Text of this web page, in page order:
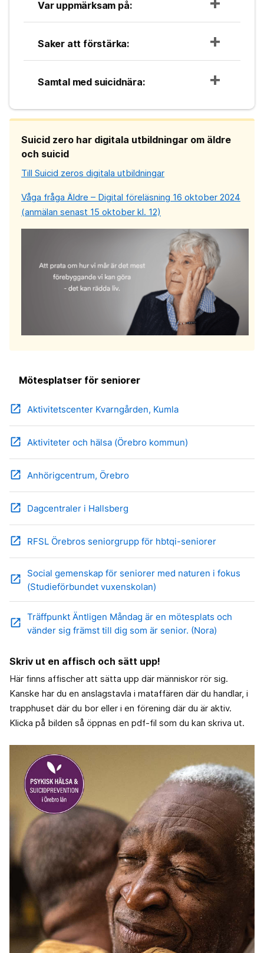
Var uppmärksam på:
Saker att förstärka:
Samtal med suicidnära:
Suicid zero har digitala utbildningar om äldre
och suicid
Till Suicid zeros digitala utbildningar
Våga fråga Äldre – Digital föreläsning 16 oktober 2024
(anmälan senast 15 oktober kl. 12)
Mötesplatser för seniorer
open_in_new Aktivitetscenter Kvarngården, Kumla
open_in_new Aktiviteter och hälsa (Örebro kommun)
open_in_new Anhörigcentrum, Örebro
open_in_new Dagcentraler i Hallsberg
open_in_new RFSL Örebros seniorgrupp för hbtqi-seniorer
open_in_new
Social gemenskap för seniorer med naturen i fokus
(Studieförbundet vuxenskolan)
open_in_new Träffpunkt Äntligen Måndag är en mötesplats och
vänder sig främst till dig som är senior. (Nora)
Skriv ut en affisch och sätt upp!
Här finns affischer att sätta upp där människor rör sig.
Kanske har du en anslagstavla i mataffären där du handlar, i
trapphuset där du bor eller i en förening där du är aktiv.
Klicka på bilden så öppnas en pdf-fil som du kan skriva ut.